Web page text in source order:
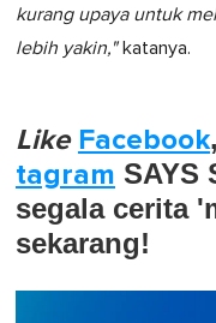
kurang upaya untuk
lebih yakin,"katanya.
Like Facebook,
tagram SAYS
segala cerita
sekarang!